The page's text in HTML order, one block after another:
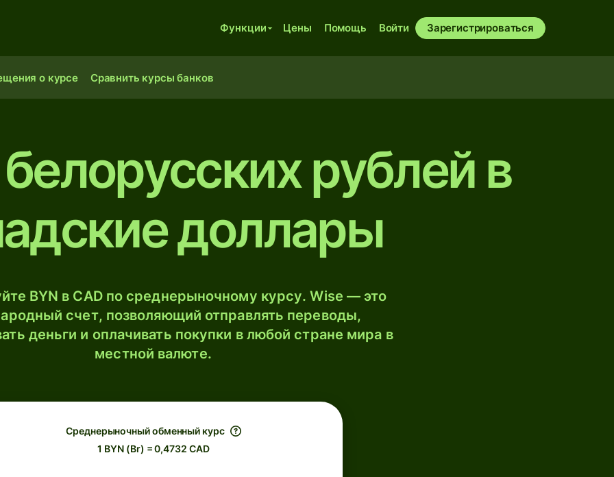
Функции Цены Помощь Войти Зарегистрироваться
о курсе Сравнить курсы банков
рублей в
доллары
BYN в CAD по среднерыночному курсу. Wise — это
счет, позволяющий отправлять переводы,
деньги и оплачивать покупки в любой стране мира в
местной валюте.
Среднерыночный обменный курс
1 BYN (Br) = 0,4732 CAD